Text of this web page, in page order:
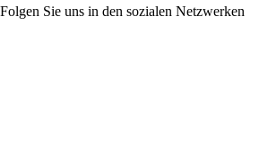
Folgen Sie uns in den sozialen Netzwerken